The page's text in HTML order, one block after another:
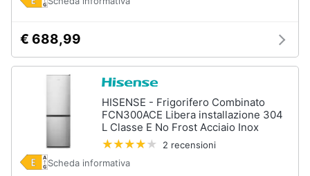
€ 688,99
HISENSE - Frigorifero Combinato
FCN300ACE Libera installazione 304
L Classe E No Frost Acciaio Inox
2 recensioni
Scheda informativa